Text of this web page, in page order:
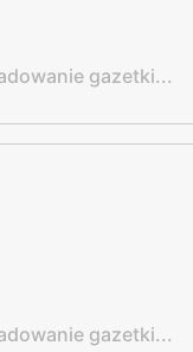
gazetki...
gazetki...